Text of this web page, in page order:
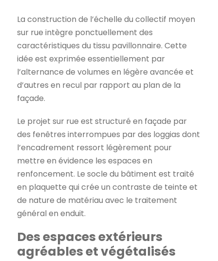
La construction de l’échelle du collectif moyen
sur rue intègre ponctuellement des
caractéristiques du tissu pavillonnaire. Cette
idée est exprimée essentiellement par
l’alternance de volumes en légère avancée et
d’autres en recul par rapport au plan de la
façade.
Le projet sur rue est structuré en façade par
des fenêtres interrompues par des loggias dont
l’encadrement ressort légèrement pour
mettre en évidence les espaces en
renfoncement. Le socle du bâtiment est traité
en plaquette qui crée un contraste de teinte et
de nature de matériau avec le traitement
général en enduit.
Des espaces extérieurs
agréables et végétalisés